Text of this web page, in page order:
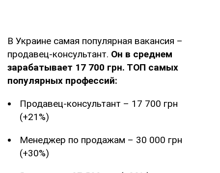
В Украине самая популярная вакансия –
продавец-консультант. Он в среднем
зарабатывает 17 700 грн. ТОП самых
популярных профессий:
Продавец-консультант – 17 700 грн
(+21%)
Менеджер по продажам – 30 000 грн
(+30%)